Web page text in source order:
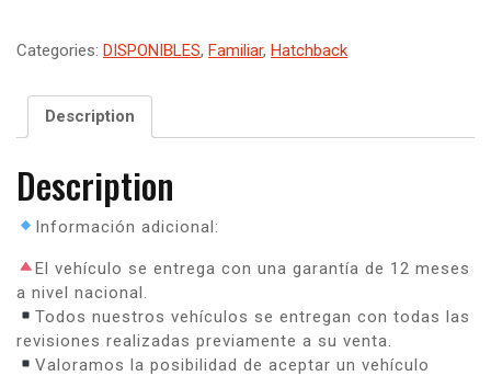
Categories: DISPONIBLES, Familiar, Hatchback
Description
Description
Información adicional:
El vehículo se entrega con una garantía de 12 meses
a nivel nacional.
Todos nuestros vehículos se entregan con todas las
revisiones realizadas previamente a su venta.
Valoramos la posibilidad de aceptar un vehículo